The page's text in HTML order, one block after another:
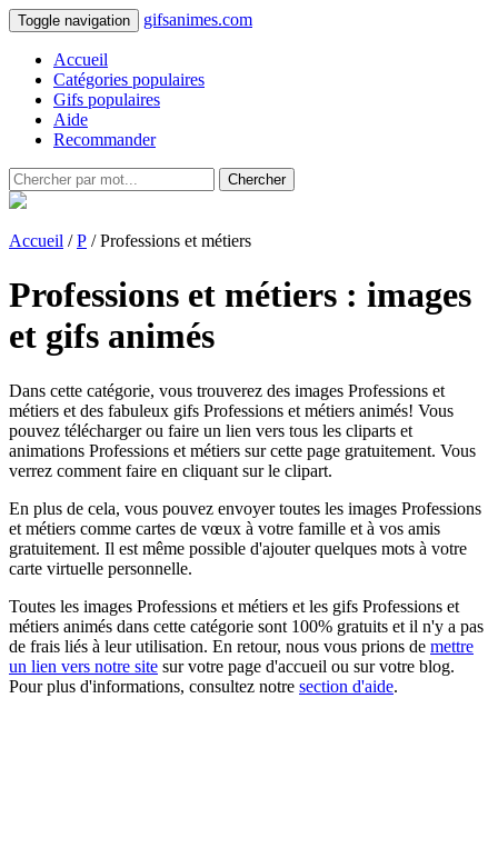
Toggle navigation gifsanimes.com
Accueil
Catégories populaires
Gifs populaires
Aide
Recommander
Chercher
Accueil /P / Professions et métiers
Professions et métiers : images
et gifs animés
Dans cette catégorie, vous trouverez des images Professions et
métiers et des fabuleux gifs Professions et métiers animés! Vous
pouvez télécharger ou faire un lien vers tous les cliparts et
animations Professions et métiers sur cette page gratuitement. Vous
verrez comment faire en cliquant sur le clipart.
En plus de cela, vous pouvez envoyer toutes les images Professions
et métiers comme cartes de vœux à votre famille et à vos amis
gratuitement. Il est même possible d'ajouter quelques mots à votre
carte virtuelle personnelle.
Toutes les images Professions et métiers et les gifs Professions et
métiers animés dans cette catégorie sont 100% gratuits et il n'y a pas
de frais liés à leur utilisation. En retour, nous vous prions de mettre
un lien vers notre site sur votre page d'accueil ou sur votre blog.
Pour plus d'informations, consultez notre section d'aide.